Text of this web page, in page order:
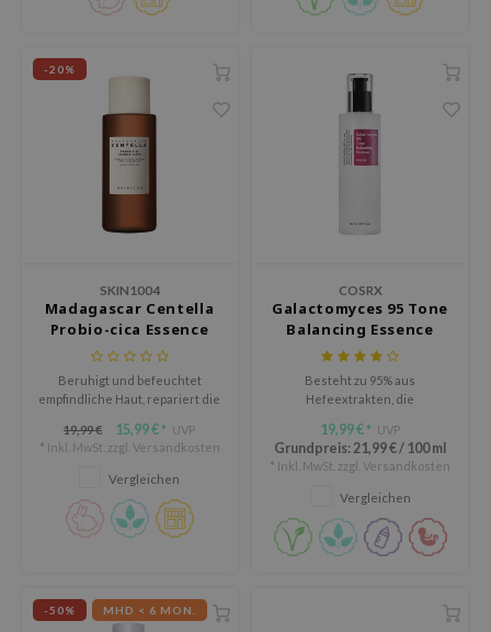
-20%
SKIN1004
Madagascar Centella
Probio-cica Essence
Toner
Beruhigt und befeuchtet
empfindliche Haut, repariert die
die Geschmeidigkeit.
19,99 € 15,99 € * UVP
* Inkl. MwSt. zzgl. Versandkosten
Vergleichen
COSRX
Galactomyces 95 Tone
Balancing Essence
Besteht zu 95% aus
Hefeextrakten, die
Pigmentierungen aufhellen und
die Hautalterung
verlangsamen. Sie spendet
Feuchtigkeit und hellt müde,
19,99 € * UVP
Grundpreis: 21,99 €/ 100 ml
* Inkl. MwSt. zzgl. Versandkosten
Vergleichen
-50% MHD < 6 MON.